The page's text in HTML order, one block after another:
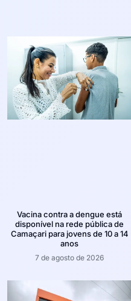
Vacina contra a dengue está
disponível na rede pública de
Camaçari para jovens de 10 a 14
anos
7 de agosto de 2026